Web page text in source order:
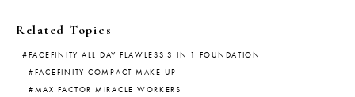
Related Topics
FACEFINITY ALL DAY FLAWLESS 3 IN 1 FOUNDATION
FACEFINITY COMPACT MAKE-UP
MAX FACTOR MIRACLE WORKERS